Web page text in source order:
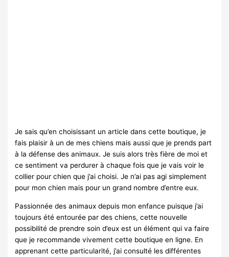
Je sais qu’en choisissant un article dans cette boutique, je
fais plaisir à un de mes chiens mais aussi que je prends part
à la défense des animaux. Je suis alors très fière de moi et
ce sentiment va perdurer à chaque fois que je vais voir le
collier pour chien que j’ai choisi. Je n’ai pas agi simplement
pour mon chien mais pour un grand nombre d’entre eux.
Passionnée des animaux depuis mon enfance puisque j’ai
toujours été entourée par des chiens, cette nouvelle
possibilité de prendre soin d’eux est un élément qui va faire
que je recommande vivement cette boutique en ligne. En
apprenant cette particularité, j’ai consulté les différentes